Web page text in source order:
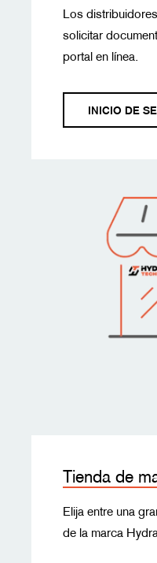
Los
solicitar
portal en línea.
INICIO DE
Tienda de
Elija entre una
de la marca